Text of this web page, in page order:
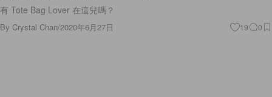
有 Tote Bag Lover 在這兒嗎？
By Crystal Chan/2020年6月27日 19 0